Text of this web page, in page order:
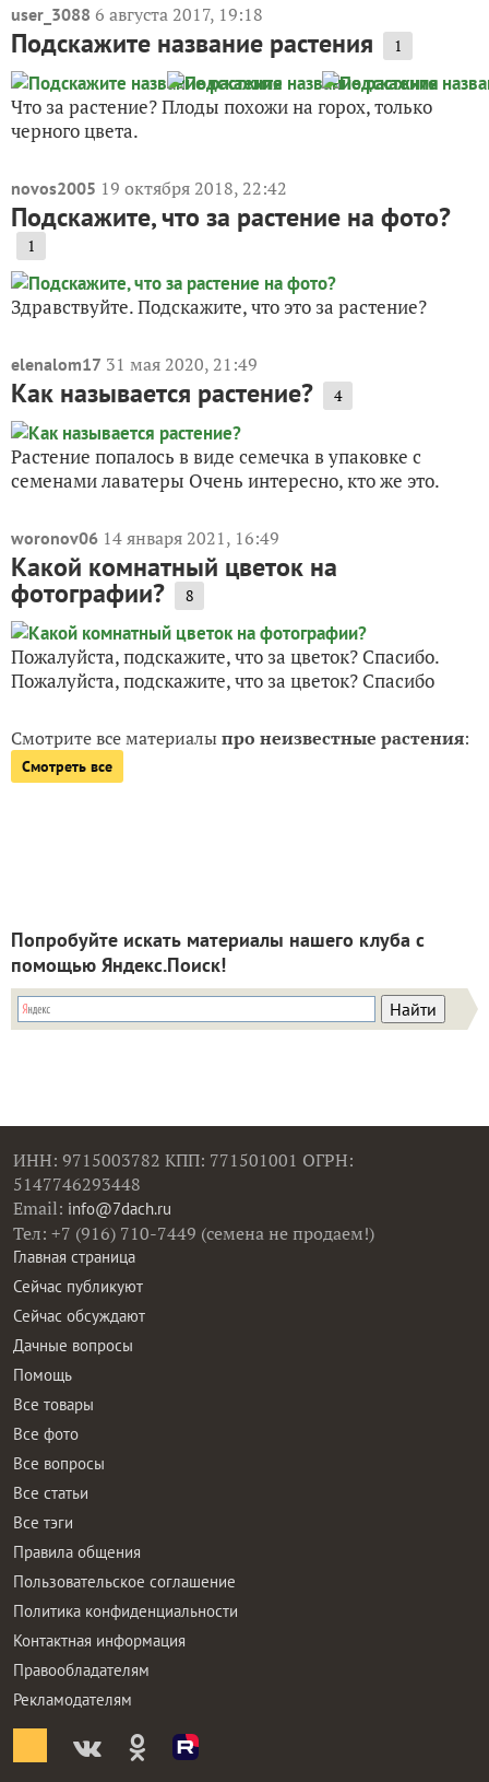
user_3088 6 августа 2017, 19:18
Подскажите название растения 1
Что за растение? Плоды похожи на горох, только
черного цвета.
novos2005 19 октября 2018, 22:42
Подскажите, что за растение на фото?
1
Здравствуйте. Подскажите, что это за растение?
elenalom17 31 мая 2020, 21:49
Как называется растение? 4
Растение попалось в виде семечка в упаковке с
семенами лаватеры Очень интересно, кто же это.
woronov06 14 января 2021, 16:49
Какой комнатный цветок на
фотографии? 8
Пожалуйста, подскажите, что за цветок? Спасибо.
Пожалуйста, подскажите, что за цветок? Спасибо
Смотрите все материалыпро неизвестные растения:
Смотреть все
Попробуйте искать материалы нашего клуба с
помощью Яндекс.Поиск!
ИНН: 9715003782 КПП: 771501001 ОГРН:
5147746293448
Email: info@7dach.ru
Тел: +7 (916) 710-7449 (семена не продаем!)
Главная страница
Сейчас публикуют
Сейчас обсуждают
Дачные вопросы
Помощь
Все товары
Все фото
Все вопросы
Все статьи
Все тэги
Правила общения
Пользовательское соглашение
Политика конфиденциальности
Контактная информация
Правообладателям
Рекламодателям